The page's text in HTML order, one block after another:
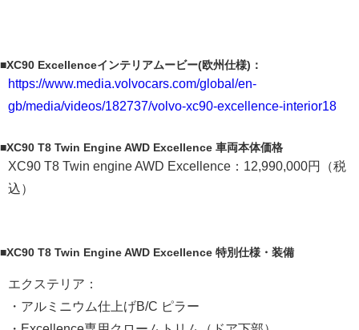
■XC90 Excellenceインテリアムービー(欧州仕様)：
https://www.media.volvocars.com/global/en-
gb/media/videos/182737/volvo-xc90-excellence-interior18
■XC90 T8 Twin Engine AWD Excellence 車両本体価格
XC90 T8 Twin engine AWD Excellence：12,990,000円（税
込）
■XC90 T8 Twin Engine AWD Excellence 特別仕様・装備
エクステリア：
・アルミニウム仕上げB/C ピラー